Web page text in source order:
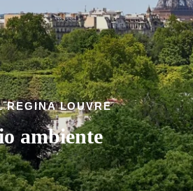
REGINA LOUVRE
ambiente